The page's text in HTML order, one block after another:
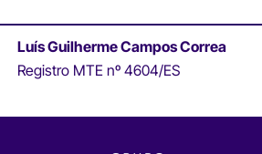
Luís Guilherme Campos Correa
Registro MTE nº 4604/ES